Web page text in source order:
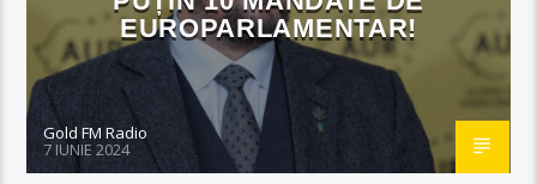
EUROPARLAMENTAR!
Gold FM Radio
7 IUNIE 2024